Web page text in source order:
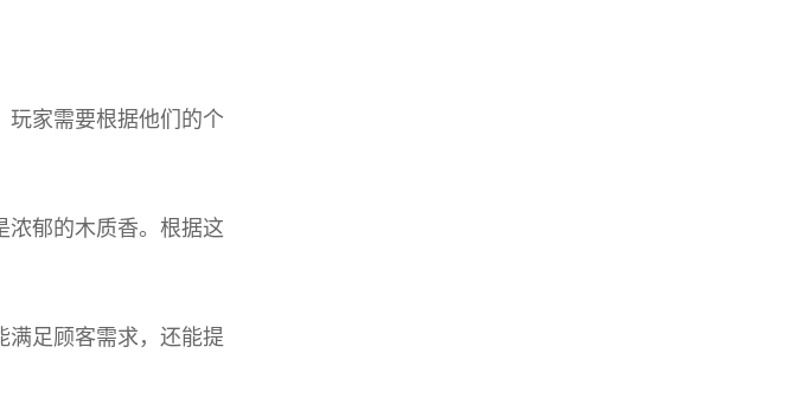
玩家需要根据他们的个
浓郁的木质香。根据这
满足顾客需求，还能提